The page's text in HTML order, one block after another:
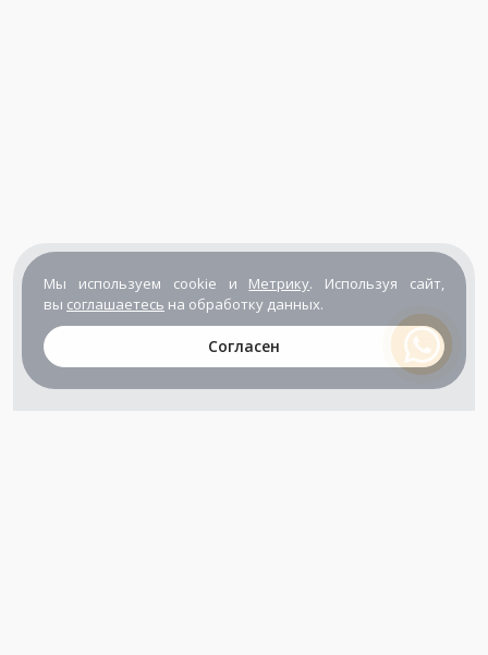
Мы используем cookie и Метрику. Используя сайт,
вы соглашаетесь на обработку данных.
Согласен